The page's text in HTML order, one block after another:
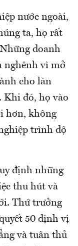
nước ngoài,
ta, họ rất
doanh
nghênh vì mở
cho làn
Khi đó, họ vào
hơn, không
trình độ
định những
thu hút và
Thứ trưởng
50 định vị
và tuân thủ